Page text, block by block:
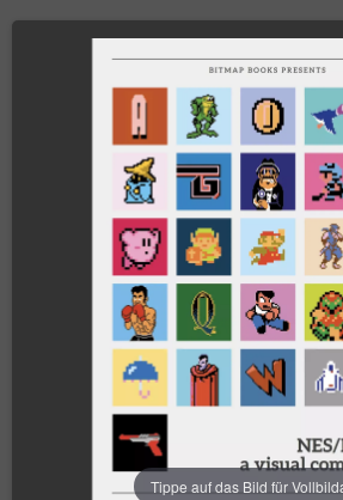
Tippe auf das Bild für